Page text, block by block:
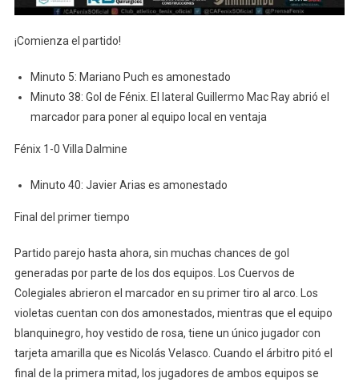
¡Comienza el partido!
Minuto 5: Mariano Puch es amonestado
Minuto 38: Gol de Fénix. El lateral Guillermo Mac Ray abrió el
marcador para poner al equipo local en ventaja
Fénix 1-0 Villa Dalmine
Minuto 40: Javier Arias es amonestado
Final del primer tiempo
Partido parejo hasta ahora, sin muchas chances de gol
generadas por parte de los dos equipos. Los Cuervos de
Colegiales abrieron el marcador en su primer tiro al arco. Los
violetas cuentan con dos amonestados, mientras que el equipo
blanquinegro, hoy vestido de rosa, tiene un único jugador con
tarjeta amarilla que es Nicolás Velasco. Cuando el árbitro pitó el
final de la primera mitad, los jugadores de ambos equipos se